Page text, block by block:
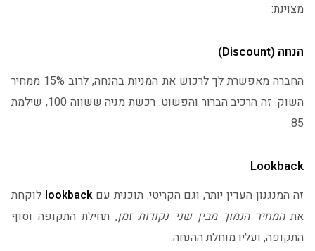
מצוינת:
הנחה (Discount)
החברה מאפשרת לך לרכוש את המניות בהנחה, לרוב 15% ממחיר
השוק. זה הרכיב הברור והפשוט. רכשת מניה ששווה 100, שילמת
85.
Lookback
זה המנגנון העדין יותר, וגם הקריטי. תוכנית עםlookback לוקחת
אתהמחיר הנמוך מבין שני נקודות זמן, תחילת התקופה וסוף
התקופה, ועליו מוחלת ההנחה.